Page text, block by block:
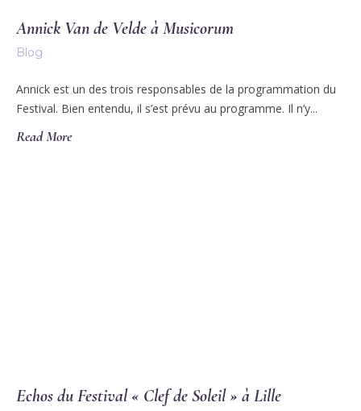
Annick Van de Velde à Musicorum
Blog
Annick est un des trois responsables de la programmation du
Festival. Bien entendu, il s’est prévu au programme. Il n’y...
Read More
Echos du Festival « Clef de Soleil » à Lille